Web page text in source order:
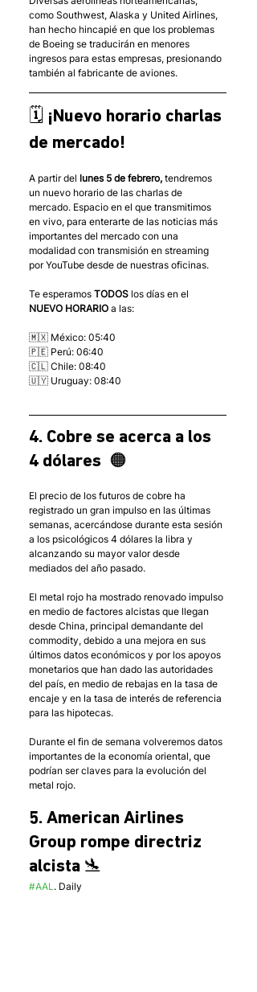
como Southwest, Alaska y United Airlines,
han hecho hincapié en que los problemas
de Boeing se traducirán en menores
ingresos para estas empresas, presionando
también al fabricante de aviones.
🗓 ¡Nuevo horario charlas
de mercado!
A partir del lunes 5 de febrero, tendremos
un nuevo horario de las charlas de
mercado. Espacio en el que transmitimos
en vivo, para enterarte de las noticias más
importantes del mercado con una
modalidad con transmisión en streaming
por YouTube desde de nuestras oficinas.
Te esperamos TODOS los días en el
NUEVO HORARIO a las:
🇲🇽 México: 05:40
🇵🇪 Perú: 06:40
🇨🇱 Chile: 08:40
🇺🇾 Uruguay: 08:40
4. Cobre se acerca a los
4 dólares  🟠
El precio de los futuros de cobre ha
registrado un gran impulso en las últimas
semanas, acercándose durante esta sesión
a los psicológicos 4 dólares la libra y
alcanzando su mayor valor desde
mediados del año pasado.
El metal rojo ha mostrado renovado impulso
en medio de factores alcistas que llegan
desde China, principal demandante del
commodity, debido a una mejora en sus
últimos datos económicos y por los apoyos
monetarios que han dado las autoridades
del país, en medio de rebajas en la tasa de
encaje y en la tasa de interés de referencia
para las hipotecas.
Durante el fin de semana volveremos datos
importantes de la economía oriental, que
podrían ser claves para la evolución del
metal rojo.
5. American Airlines
Group rompe directriz
alcista 🛬
#AAL. Daily